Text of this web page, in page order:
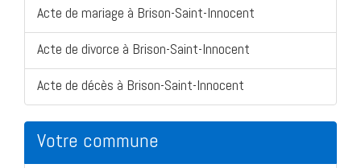
Acte de mariage à Brison-Saint-Innocent
Acte de divorce à Brison-Saint-Innocent
Acte de décès à Brison-Saint-Innocent
Votre commune